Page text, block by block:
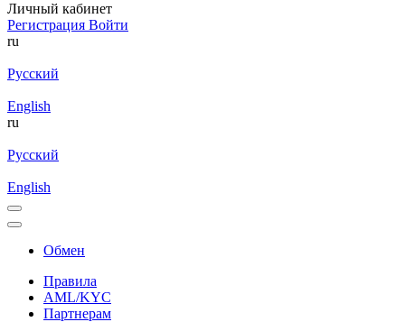
Личный кабинет
Регистрация Войти
ru
Русский
English
ru
Русский
English
Обмен
Правила
AML/KYC
Партнерам